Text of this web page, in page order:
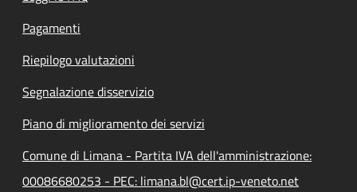
Pagamenti
Riepilogo valutazioni
Segnalazione disservizio
Piano di miglioramento dei servizi
Comune di Limana - Partita IVA dell'amministrazione:
00086680253 - PEC: limana.bl@cert.ip-veneto.net